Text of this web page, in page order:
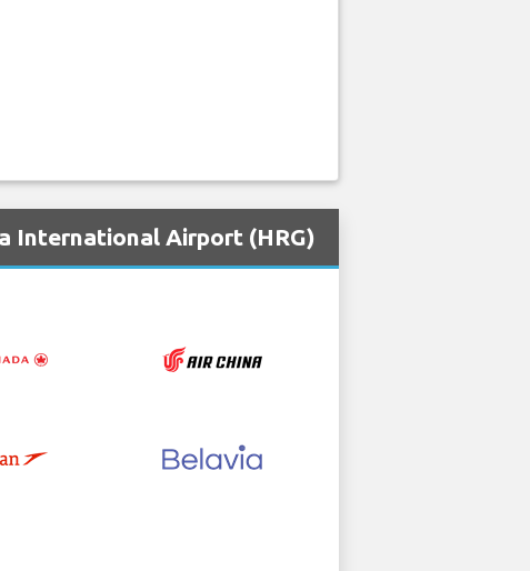
International Airport (HRG)